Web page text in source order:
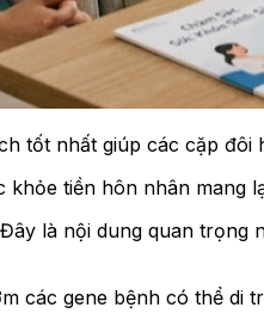
tốt nhất giúp các cặp
tiền hôn nhân mang
là nội dung quan trọng
các gene bệnh có thể di